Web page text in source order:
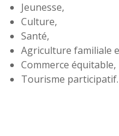
Jeunesse,
Culture,
Santé,
Agriculture familiale
Commerce équitable,
Tourisme participatif.